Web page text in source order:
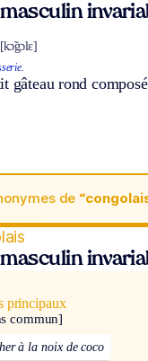
[kɔ̃gɔlɛ]
gâteau rond
de
principaux
commun]
à la noix de coco